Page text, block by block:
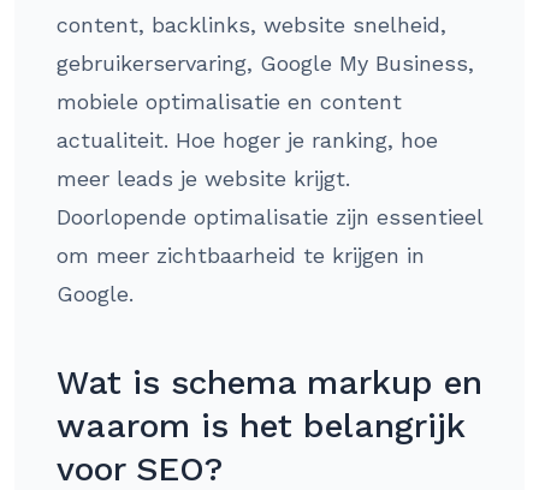
content, backlinks, website snelheid,
gebruikerservaring, Google My Business,
mobiele optimalisatie en content
actualiteit. Hoe hoger je ranking, hoe
meer leads je website krijgt.
Doorlopende optimalisatie zijn essentieel
om meer zichtbaarheid te krijgen in
Google.
Wat is schema markup en
waarom is het belangrijk
voor SEO?